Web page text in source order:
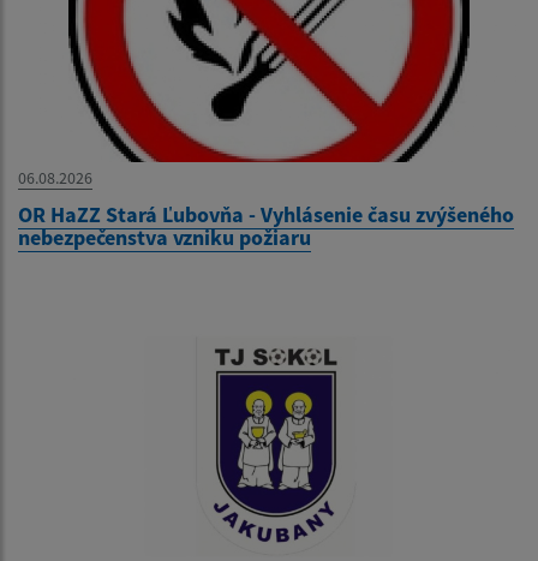
06.08.2026
OR HaZZ Stará Ľubovňa - Vyhlásenie času zvýšeného
nebezpečenstva vzniku požiaru